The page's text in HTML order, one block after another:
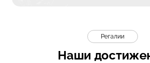
Регалии
Наши